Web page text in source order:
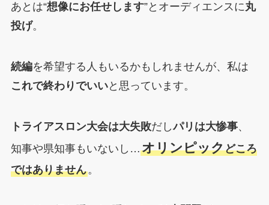
あとは“想像にお任せします”とオーディエンスに丸
投げ。
続編を希望する人もいるかもしれませんが、私は
これで終わりでいいと思っています。
トライアスロン大会は大失敗だしパリは大惨事、
知事や県知事もいないし…オリンピックどころ
ではありません。